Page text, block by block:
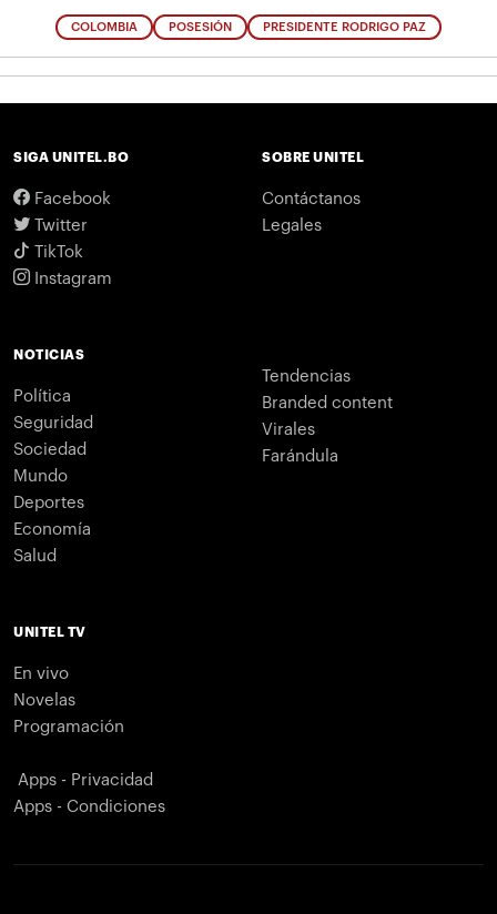
COLOMBIA POSESIÓN PRESIDENTE RODRIGO PAZ
SIGA UNITEL.BO
Facebook
Twitter
TikTok
Instagram
SOBRE UNITEL
Contáctanos
Legales
NOTICIAS
Política
Seguridad
Sociedad
Mundo
Deportes
Economía
Salud
Tendencias
Branded content
Virales
Farándula
UNITEL TV
En vivo
Novelas
Programación
Apps - Privacidad
Apps - Condiciones